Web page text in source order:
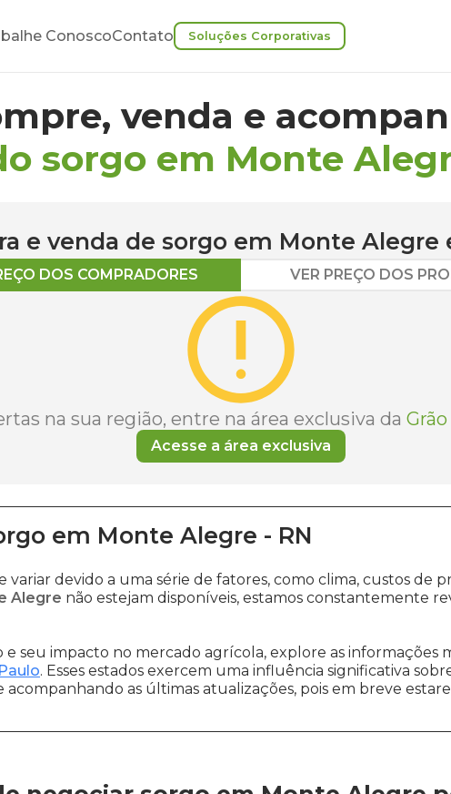
ConoscoContato Soluções Corporativas
venda e
sorgo em Monte
e venda de sorgo em Monte Alegre
DOS COMPRADORES VER PREÇO DOS
na sua região, entre na área exclusiva da
Acesse a área exclusiva
em Monte Alegre - RN
variar devido a uma série de fatores, como clima, custos de
Alegre não estejam disponíveis, estamos constantemente
seu impacto no mercado agrícola, explore as informações
. Esses estados exercem uma influência significativa
as últimas atualizações, pois em breve